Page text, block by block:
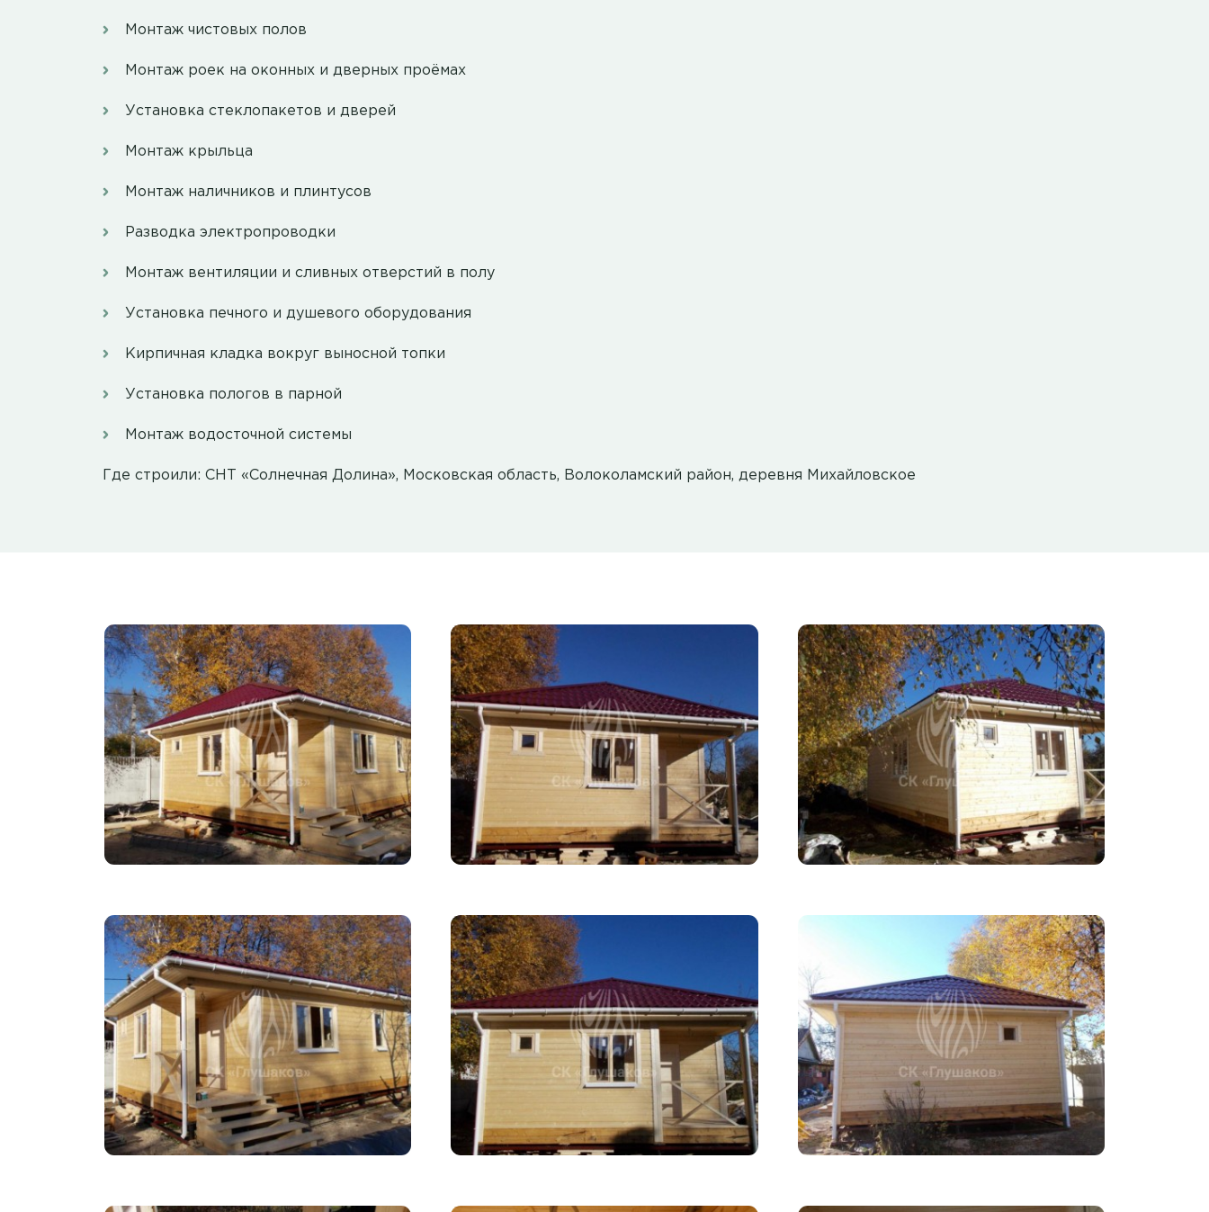
Монтаж чистовых полов
Монтаж роек на оконных и дверных проёмах
Установка стеклопакетов и дверей
Монтаж крыльца
Монтаж наличников и плинтусов
Разводка электропроводки
Монтаж вентиляции и сливных отверстий в полу
Установка печного и душевого оборудования
Кирпичная кладка вокруг выносной топки
Установка пологов в парной
Монтаж водосточной системы
Где строили: СНТ «Солнечная Долина», Московская область, Волоколамский район, деревня Михайловское